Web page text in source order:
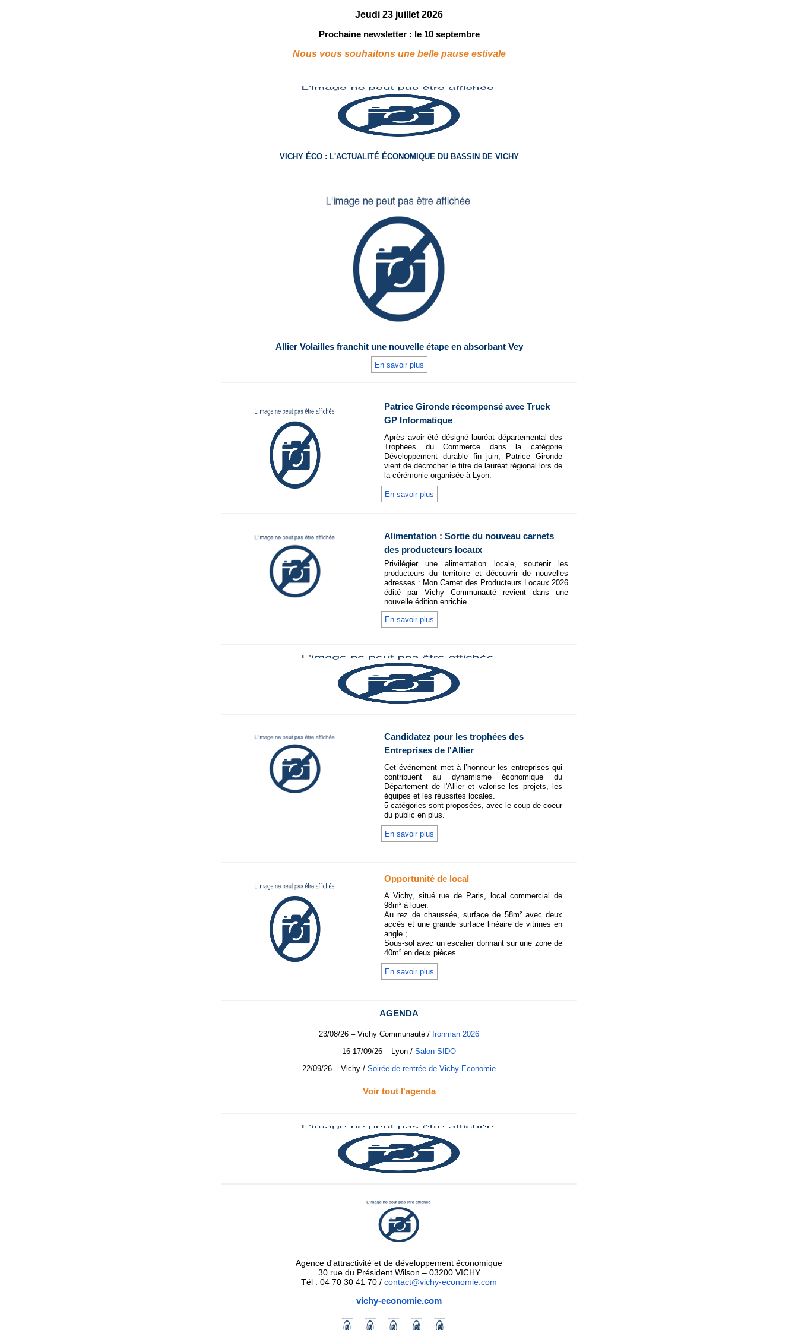
Jeudi 23 juillet 2026
Prochaine newsletter : le 10 septembre
Nous vous souhaitons une belle pause estivale
VICHY ÉCO : L'ACTUALITÉ ÉCONOMIQUE DU BASSIN DE VICHY
Allier Volailles franchit une nouvelle étape en absorbant Vey
En savoir plus
Patrice Gironde récompensé avec Truck
GP Informatique
Après avoir été désigné lauréat départemental des
Trophées du Commerce dans la catégorie
Développement durable fin juin, Patrice Gironde
vient de décrocher le titre de lauréat régional lors de
la cérémonie organisée à Lyon.
En savoir plus
Alimentation : Sortie du nouveau carnets
des producteurs locaux
Privilégier une alimentation locale, soutenir les
producteurs du territoire et découvrir de nouvelles
adresses : Mon Carnet des Producteurs Locaux 2026
édité par Vichy Communauté revient dans une
nouvelle édition enrichie.
En savoir plus
Candidatez pour les trophées des
Entreprises de l'Allier
Cet événement met à l’honneur les entreprises qui
contribuent au dynamisme économique du
Département de l'Allier et valorise les projets, les
équipes et les réussites locales.
5 catégories sont proposées, avec le coup de coeur
du public en plus.
En savoir plus
Opportunité de local
A Vichy, situé rue de Paris, local commercial de
98m² à louer.
Au rez de chaussée, surface de 58m² avec deux
accès et une grande surface linéaire de vitrines en
angle ;
Sous-sol avec un escalier donnant sur une zone de
40m² en deux pièces.
En savoir plus
AGENDA
23/08/26 – Vichy Communauté / Ironman 2026
16-17/09/26 – Lyon / Salon SIDO
22/09/26 – Vichy / Soirée de rentrée de Vichy Economie
Voir tout l'agenda
Agence d'attractivité et de développement économique
30 rue du Président Wilson – 03200 VICHY
Tél : 04 70 30 41 70 / contact@vichy-economie.com
vichy-economie.com